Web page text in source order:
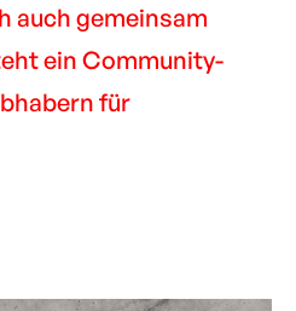
auch gemeinsam
ein Community-
für